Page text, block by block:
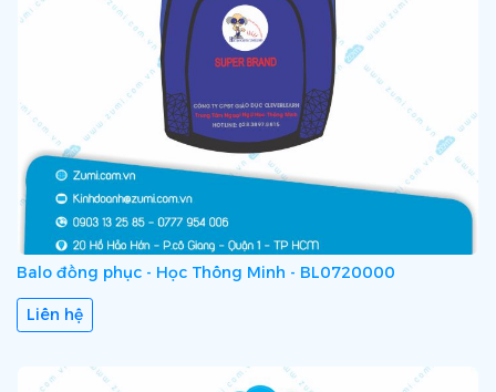
Balo đồng phục - Học Thông Minh - BL0720000
Liên hệ